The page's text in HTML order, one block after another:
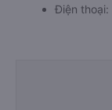
Điện thoại: